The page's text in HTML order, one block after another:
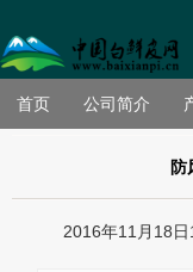
首页 公司简介
防
2016年11月18